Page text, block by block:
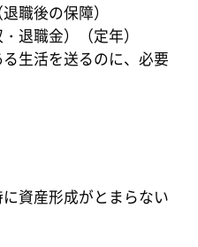
職後の保障）
退職金）（定年）
生活を送るのに、必要
資産形成がとまらない